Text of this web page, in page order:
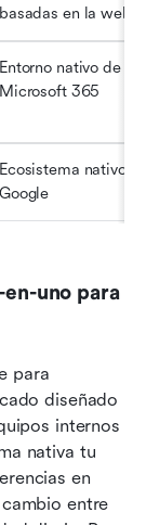
basadas en la web)
Entorno nativo de
Microsoft 365
Ecosistema nativo
Google
uno para
para
diseñado
internos
nativa tu
en
entre